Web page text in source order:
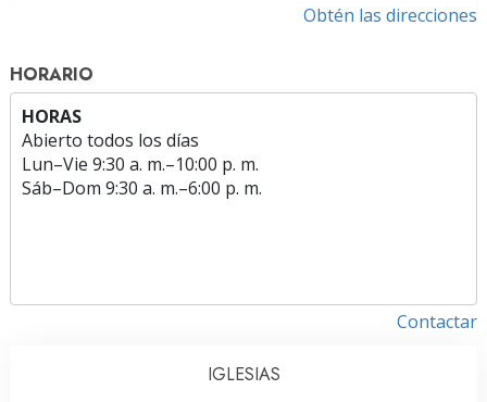
Obtén las direcciones
HORARIO
HORAS
Abierto todos los días
Lun–Vie 9:30 a. m.–10:00 p. m.
Sáb–Dom 9:30 a. m.–6:00 p. m.
Contactar
IGLESIAS